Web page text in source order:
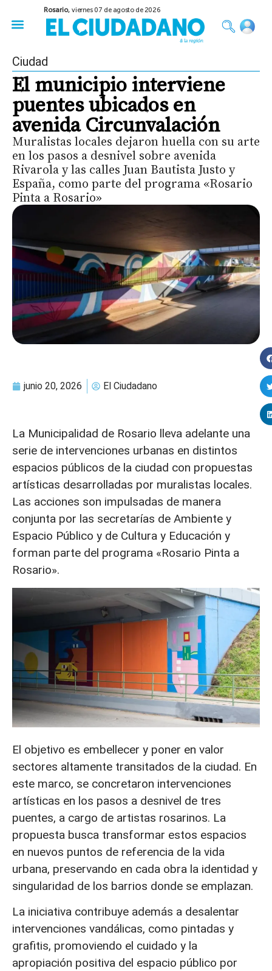
Rosario,viernes 07 de agosto de 2026
Ciudad
El municipio interviene
puentes ubicados en
avenida Circunvalación
Muralistas locales dejaron huella con su arte
en los pasos a desnivel sobre avenida
Rivarola y las calles Juan Bautista Justo y
España, como parte del programa «Rosario
Pinta a Rosario»
junio 20, 2026 El Ciudadano
La Municipalidad de Rosario lleva adelante una
serie de intervenciones urbanas en distintos
espacios públicos de la ciudad con propuestas
artísticas desarrolladas por muralistas locales.
Las acciones son impulsadas de manera
conjunta por las secretarías de Ambiente y
Espacio Público y de Cultura y Educación y
forman parte del programa «Rosario Pinta a
Rosario».
El objetivo es embellecer y poner en valor
sectores altamente transitados de la ciudad. En
este marco, se concretaron intervenciones
artísticas en los pasos a desnivel de tres
puentes, a cargo de artistas rosarinos. La
propuesta busca transformar estos espacios
en nuevos puntos de referencia de la vida
urbana, preservando en cada obra la identidad y
singularidad de los barrios donde se emplazan.
La iniciativa contribuye además a desalentar
intervenciones vandálicas, como pintadas y
grafitis, promoviendo el cuidado y la
apropiación positiva del espacio público por